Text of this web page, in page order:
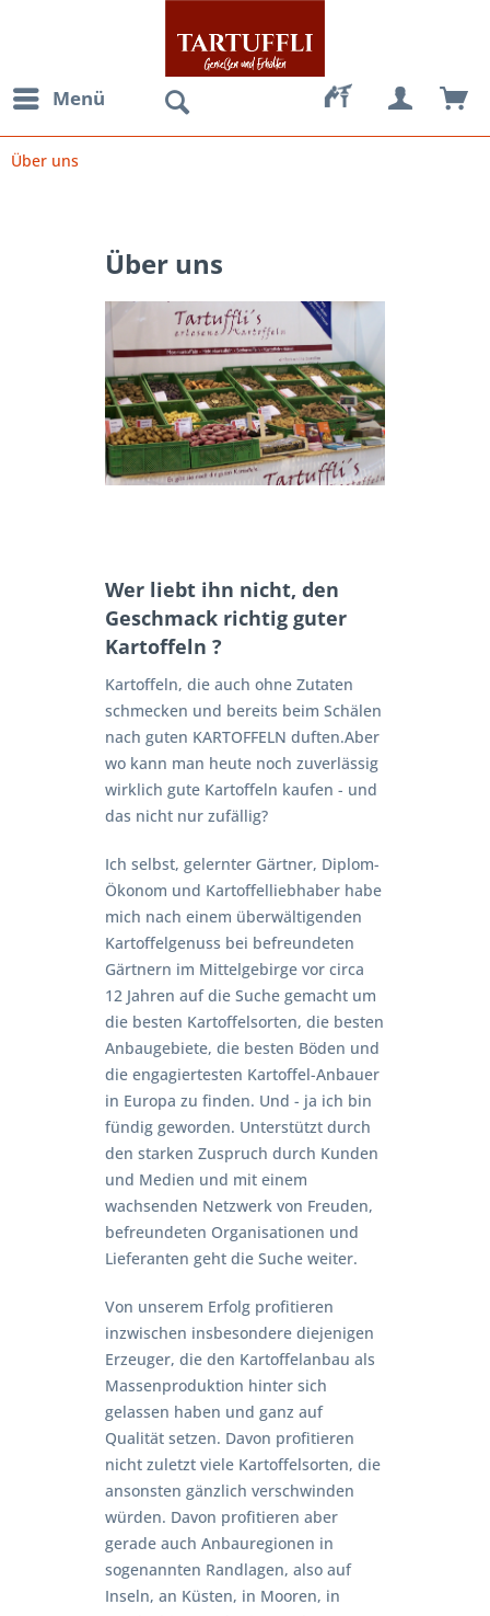
Menü
Über uns
Über uns
Wer liebt ihn nicht, den
Geschmack richtig guter
Kartoffeln ?
Kartoffeln, die auch ohne Zutaten
schmecken und bereits beim Schälen
nach guten KARTOFFELN duften.Aber
wo kann man heute noch zuverlässig
wirklich gute Kartoffeln kaufen - und
das nicht nur zufällig?
Ich selbst, gelernter Gärtner, Diplom-
Ökonom und Kartoffelliebhaber habe
mich nach einem überwältigenden
Kartoffelgenuss bei befreundeten
Gärtnern im Mittelgebirge vor circa
12 Jahren auf die Suche gemacht um
die besten Kartoffelsorten, die besten
Anbaugebiete, die besten Böden und
die engagiertesten Kartoffel-Anbauer
in Europa zu finden. Und - ja ich bin
fündig geworden. Unterstützt durch
den starken Zuspruch durch Kunden
und Medien und mit einem
wachsenden Netzwerk von Freuden,
befreundeten Organisationen und
Lieferanten geht die Suche weiter.
Von unserem Erfolg profitieren
inzwischen insbesondere diejenigen
Erzeuger, die den Kartoffelanbau als
Massenproduktion hinter sich
gelassen haben und ganz auf
Qualität setzen. Davon profitieren
nicht zuletzt viele Kartoffelsorten, die
ansonsten gänzlich verschwinden
würden. Davon profitieren aber
gerade auch Anbauregionen in
sogenannten Randlagen, also auf
Inseln, an Küsten, in Mooren, in